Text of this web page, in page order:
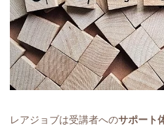
レアジョブは受講者へのサポート